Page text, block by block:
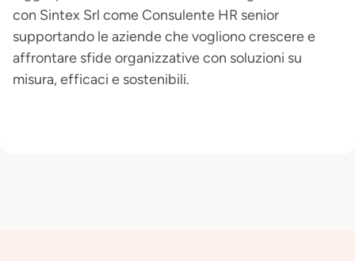
con Sintex Srl come Consulente HR senior
supportando le aziende che vogliono crescere e
affrontare sfide organizzative con soluzioni su
misura, efficaci e sostenibili.